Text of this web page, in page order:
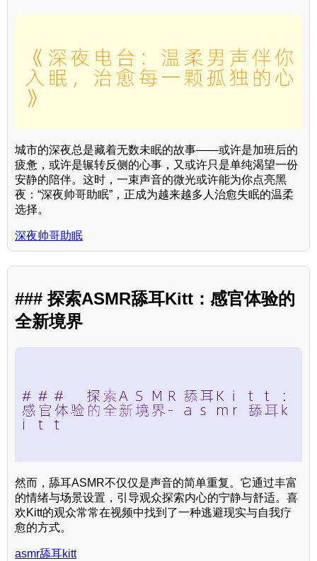
城市的深夜总是藏着无数未眠的故事——或许是加班后的
疲惫，或许是辗转反侧的心事，又或许只是单纯渴望一份
安静的陪伴。这时，一束声音的微光或许能为你点亮黑
夜：“深夜帅哥助眠”，正成为越来越多人治愈失眠的温柔
选择。
深夜帅哥助眠
### 探索ASMR舔耳Kitt：感官体验的
全新境界
然而，舔耳ASMR不仅仅是声音的简单重复。它通过丰富
的情绪与场景设置，引导观众探索内心的宁静与舒适。喜
欢Kitt的观众常常在视频中找到了一种逃避现实与自我疗
愈的方式。
asmr舔耳kitt